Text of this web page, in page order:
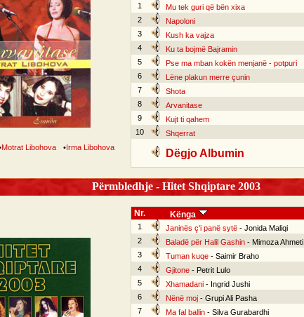
Motrat Libohova •Irma Libohova
1 Mu tek guri që bën xixa
2
Napoloni
3
Kush ka vajza
4
Ku ta bojmë Bajramin
5
Pse ma mban kokën menjanë - potpuri
6
Lëne plakun merre çunin
7
Shota
8
Arvanitase
9
Kujt ti qahem
10
Shqerrat
Dëgjo Albumin
Përmbledhje - Hitet Shqiptare 2003
Nr. Kënga
1 Janinës ç'i panë sytë- Jonida Maliqi
2
Baladë për Halil Gashin- Mimoza Ahmeti
3
Tuman kuqe- Saimir Braho
4
Gjitone- Petrit Lulo
5
Xhamadani- Ingrid Jushi
6
Nënë moj- Grupi Ali Pasha
7
Ma fal ballin- Silva Gurabardhi